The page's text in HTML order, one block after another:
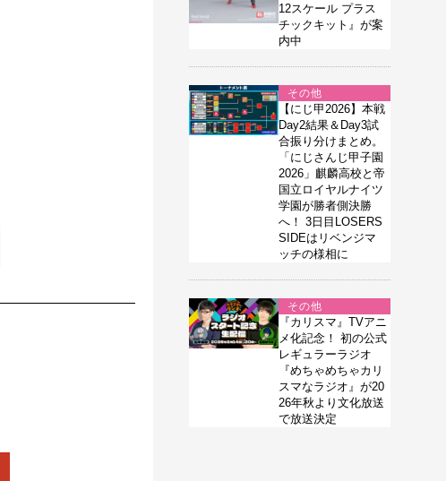
12スケール プラス
チックキット』が案
内中
その他
【にじ甲2026】本戦
Day2結果＆Day3試
合振り分けまとめ。
「にじさんじ甲子園
2026」麒麟高校と帝
国立ロイヤルナイツ
学園が勝者側決勝
へ！ 3日目LOSERS
SIDEはリベンジマ
ッチの様相に
その他
『カリスマ』TVアニ
メ化記念！ 初の公式
レギュラーラジオ
『めちゃめちゃカリ
スマなラジオ』が20
26年秋より文化放送
で放送決定